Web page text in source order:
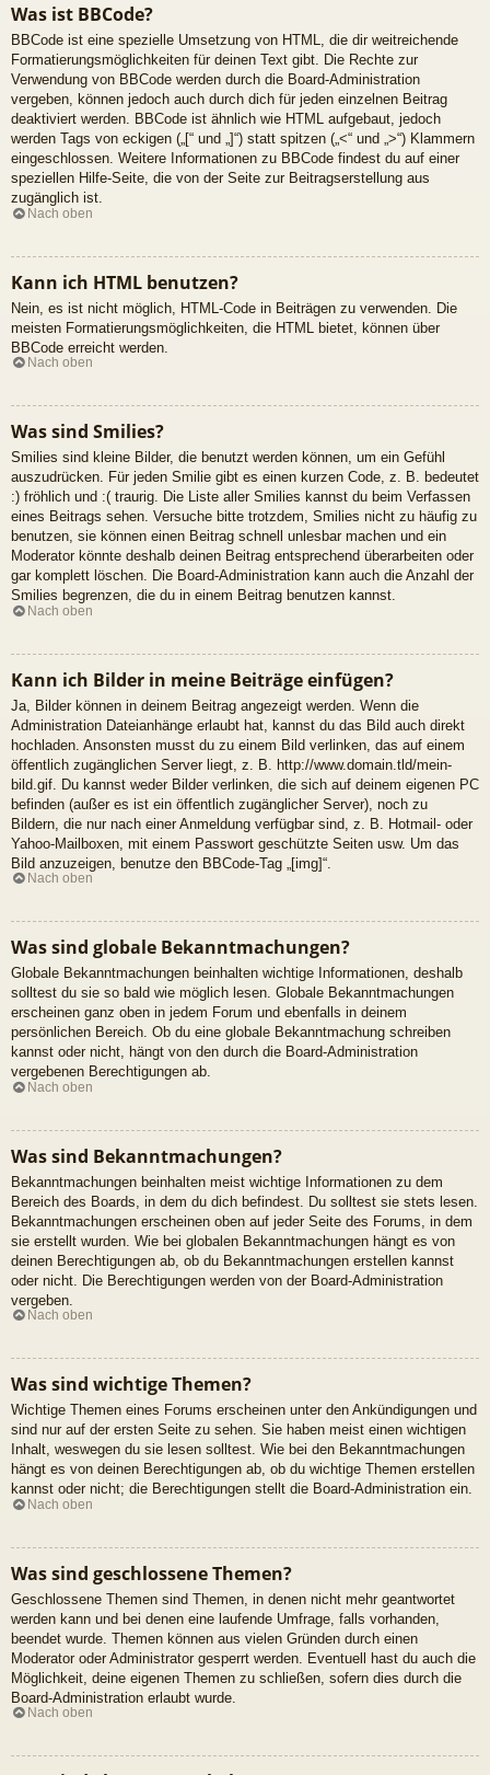
Was ist BBCode?
BBCode ist eine spezielle Umsetzung von HTML, die dir weitreichende
Formatierungsmöglichkeiten für deinen Text gibt. Die Rechte zur
Verwendung von BBCode werden durch die Board-Administration
vergeben, können jedoch auch durch dich für jeden einzelnen Beitrag
deaktiviert werden. BBCode ist ähnlich wie HTML aufgebaut, jedoch
werden Tags von eckigen („[“ und „]“) statt spitzen („<“ und „>“) Klammern
eingeschlossen. Weitere Informationen zu BBCode findest du auf einer
speziellen Hilfe-Seite, die von der Seite zur Beitragserstellung aus
zugänglich ist.
Nach oben
Kann ich HTML benutzen?
Nein, es ist nicht möglich, HTML-Code in Beiträgen zu verwenden. Die
meisten Formatierungsmöglichkeiten, die HTML bietet, können über
BBCode erreicht werden.
Nach oben
Was sind Smilies?
Smilies sind kleine Bilder, die benutzt werden können, um ein Gefühl
auszudrücken. Für jeden Smilie gibt es einen kurzen Code, z. B. bedeutet
:) fröhlich und :( traurig. Die Liste aller Smilies kannst du beim Verfassen
eines Beitrags sehen. Versuche bitte trotzdem, Smilies nicht zu häufig zu
benutzen, sie können einen Beitrag schnell unlesbar machen und ein
Moderator könnte deshalb deinen Beitrag entsprechend überarbeiten oder
gar komplett löschen. Die Board-Administration kann auch die Anzahl der
Smilies begrenzen, die du in einem Beitrag benutzen kannst.
Nach oben
Kann ich Bilder in meine Beiträge einfügen?
Ja, Bilder können in deinem Beitrag angezeigt werden. Wenn die
Administration Dateianhänge erlaubt hat, kannst du das Bild auch direkt
hochladen. Ansonsten musst du zu einem Bild verlinken, das auf einem
öffentlich zugänglichen Server liegt, z. B. http://www.domain.tld/mein-
bild.gif. Du kannst weder Bilder verlinken, die sich auf deinem eigenen PC
befinden (außer es ist ein öffentlich zugänglicher Server), noch zu
Bildern, die nur nach einer Anmeldung verfügbar sind, z. B. Hotmail- oder
Yahoo-Mailboxen, mit einem Passwort geschützte Seiten usw. Um das
Bild anzuzeigen, benutze den BBCode-Tag „[img]“.
Nach oben
Was sind globale Bekanntmachungen?
Globale Bekanntmachungen beinhalten wichtige Informationen, deshalb
solltest du sie so bald wie möglich lesen. Globale Bekanntmachungen
erscheinen ganz oben in jedem Forum und ebenfalls in deinem
persönlichen Bereich. Ob du eine globale Bekanntmachung schreiben
kannst oder nicht, hängt von den durch die Board-Administration
vergebenen Berechtigungen ab.
Nach oben
Was sind Bekanntmachungen?
Bekanntmachungen beinhalten meist wichtige Informationen zu dem
Bereich des Boards, in dem du dich befindest. Du solltest sie stets lesen.
Bekanntmachungen erscheinen oben auf jeder Seite des Forums, in dem
sie erstellt wurden. Wie bei globalen Bekanntmachungen hängt es von
deinen Berechtigungen ab, ob du Bekanntmachungen erstellen kannst
oder nicht. Die Berechtigungen werden von der Board-Administration
vergeben.
Nach oben
Was sind wichtige Themen?
Wichtige Themen eines Forums erscheinen unter den Ankündigungen und
sind nur auf der ersten Seite zu sehen. Sie haben meist einen wichtigen
Inhalt, weswegen du sie lesen solltest. Wie bei den Bekanntmachungen
hängt es von deinen Berechtigungen ab, ob du wichtige Themen erstellen
kannst oder nicht; die Berechtigungen stellt die Board-Administration ein.
Nach oben
Was sind geschlossene Themen?
Geschlossene Themen sind Themen, in denen nicht mehr geantwortet
werden kann und bei denen eine laufende Umfrage, falls vorhanden,
beendet wurde. Themen können aus vielen Gründen durch einen
Moderator oder Administrator gesperrt werden. Eventuell hast du auch die
Möglichkeit, deine eigenen Themen zu schließen, sofern dies durch die
Board-Administration erlaubt wurde.
Nach oben